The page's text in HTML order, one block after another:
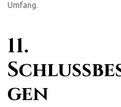
Umfang.
11.
gen